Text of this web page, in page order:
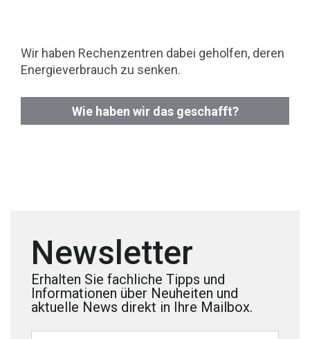
Wir haben Rechenzentren dabei geholfen, deren
Energieverbrauch zu senken.
Wie haben wir das geschafft?
Newsletter
Erhalten Sie fachliche Tipps und
Informationen über Neuheiten und
aktuelle News direkt in Ihre Mailbox.